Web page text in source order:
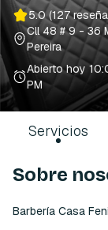
5.0(127
Cll 48 # 9 - 36
Pereira
Abierto hoy
PM
Servicios
Sobre